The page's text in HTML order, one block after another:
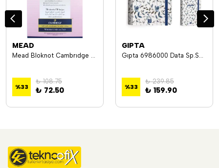
MEAD
Mead Bloknot Cambrıdge Spiralli Karton Kapak A4 Pembe 70 Yp Çizgili M-159418
%33
₺ 108.75
₺ 72.50
GIPTA
Gıpta 6986000 Data Sp.Sert Kpk Def.A5 120 Yp.Planner
%33
₺ 239.85
₺ 159.90